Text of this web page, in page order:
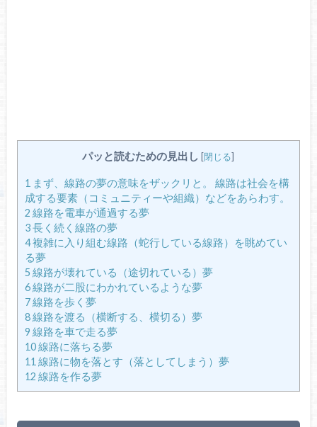
パッと読むための見出し [閉じる]
1 まず、線路の夢の意味をザックリと。 線路は社会を構
成する要素（コミュニティーや組織）などをあらわす。
2 線路を電車が通過する夢
3長く続く線路の夢
4複雑に入り組む線路（蛇行している線路）を眺めてい
る夢
5 線路が壊れている（途切れている）夢
6線路が二股にわかれているような夢
7線路を歩く夢
8線路を渡る（横断する、横切る）夢
9 線路を車で走る夢
10線路に落ちる夢
11 線路に物を落とす（落としてしまう）夢
12 線路を作る夢